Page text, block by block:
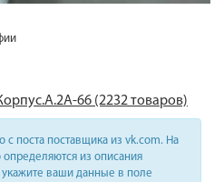
66 (2232 товаров)
поста поставщика из vk.com. На
из описания
укажите ваши данные в поле